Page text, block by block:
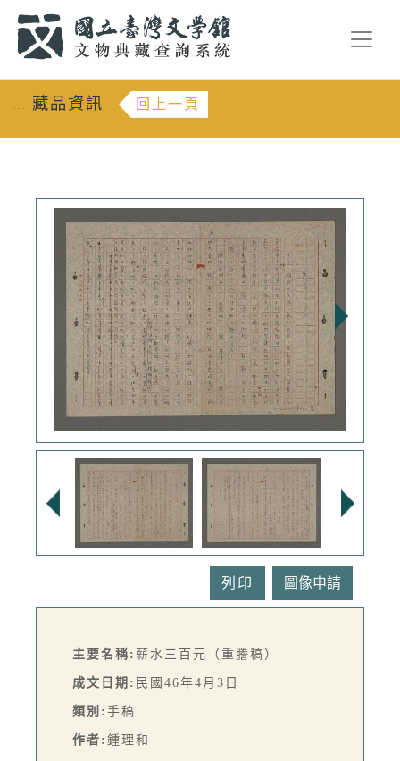
::: 藏品資訊 回上一頁
列印
主要名稱: 薪水三百元（重謄稿）
成文日期: 民國46年4月3日
類別: 手稿
作者: 鍾理和